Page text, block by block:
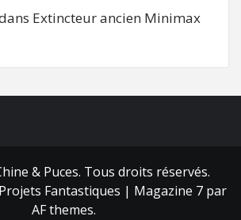
Extincteur ancien Minimax
& Puces. Tous droits réservés.
Fantastiques | Magazine 7 par
AF themes.